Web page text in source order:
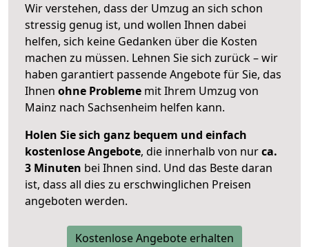
Wir verstehen, dass der Umzug an sich schon
stressig genug ist, und wollen Ihnen dabei
helfen, sich keine Gedanken über die Kosten
machen zu müssen. Lehnen Sie sich zurück – wir
haben garantiert passende Angebote für Sie, das
Ihnen ohne Probleme mit Ihrem Umzug von
Mainz nach Sachsenheim helfen kann.
Holen Sie sich ganz bequem und einfach
kostenlose Angebote, die innerhalb von nurca.
3 Minuten bei Ihnen sind. Und das Beste daran
ist, dass all dies zu erschwinglichen Preisen
angeboten werden.
Kostenlose Angebote erhalten